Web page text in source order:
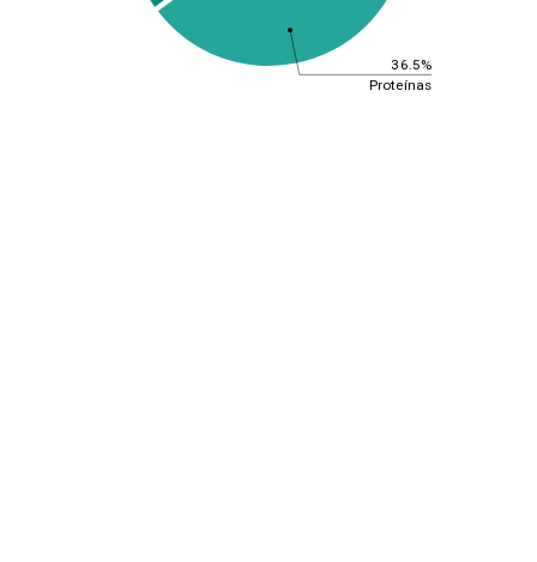
36.5%
Proteínas